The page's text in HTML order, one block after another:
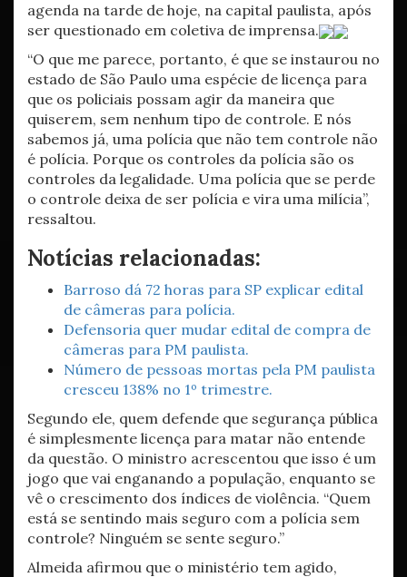
agenda na tarde de hoje, na capital paulista, após
ser questionado em coletiva de imprensa.
“O que me parece, portanto, é que se instaurou no
estado de São Paulo uma espécie de licença para
que os policiais possam agir da maneira que
quiserem, sem nenhum tipo de controle. E nós
sabemos já, uma polícia que não tem controle não
é polícia. Porque os controles da polícia são os
controles da legalidade. Uma polícia que se perde
o controle deixa de ser polícia e vira uma milícia”,
ressaltou.
Notícias relacionadas:
Barroso dá 72 horas para SP explicar edital
de câmeras para polícia.
Defensoria quer mudar edital de compra de
câmeras para PM paulista.
Número de pessoas mortas pela PM paulista
cresceu 138% no 1º trimestre.
Segundo ele, quem defende que segurança pública
é simplesmente licença para matar não entende
da questão. O ministro acrescentou que isso é um
jogo que vai enganando a população, enquanto se
vê o crescimento dos índices de violência. “Quem
está se sentindo mais seguro com a polícia sem
controle? Ninguém se sente seguro.”
Almeida afirmou que o ministério tem agido,